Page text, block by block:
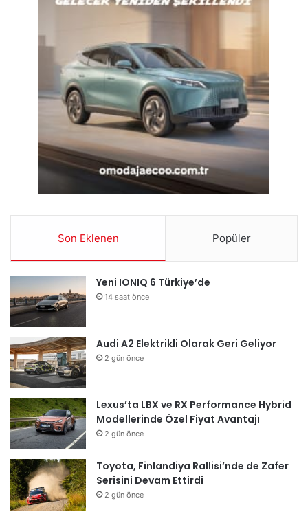
Son Eklenen Popüler
Yeni IONIQ 6 Türkiye’de
14 saat önce
Audi A2 Elektrikli Olarak Geri Geliyor
2 gün önce
Lexus’ta LBX ve RX Performance Hybrid
Modellerinde Özel Fiyat Avantajı
2 gün önce
Toyota, Finlandiya Rallisi’nde de Zafer
Serisini Devam Ettirdi
2 gün önce